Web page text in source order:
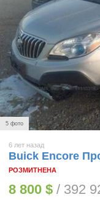
5 фото
6 лет назад
Buick Encore
РОЗМИТНЕНА
8 800 $ / 392